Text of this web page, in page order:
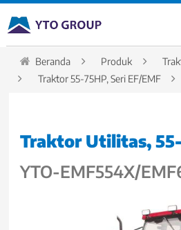
Beranda Produk
Traktor 55-75HP, Seri EF/EMF
Traktor Utilitas,
YTO-EMF554X/